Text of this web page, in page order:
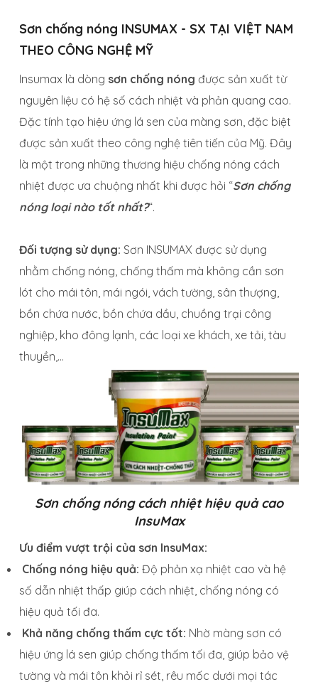
Sơn chống nóng INSUMAX - SX TẠI VIỆT NAM
THEO CÔNG NGHỆ MỸ
Insumax là dòng sơn chống nóng được sản xuất từ
nguyên liệu có hệ số cách nhiệt và phản quang cao.
Đặc tính tạo hiệu ứng lá sen của màng sơn, đặc biệt
được sản xuất theo công nghệ tiên tiến của Mỹ. Đây
là một trong những thương hiệu chống nóng cách
nhiệt được ưa chuộng nhất khi được hỏi “Sơn chống
nóng loại nào tốt nhất?“.
Đối tượng sử dụng: Sơn INSUMAX được sử dụng
nhằm chống nóng, chống thấm mà không cần sơn
lót cho mái tôn, mái ngói, vách tường, sân thượng,
bồn chứa nước, bồn chứa dầu, chuồng trại công
nghiệp, kho đông lạnh, các loại xe khách, xe tải, tàu
thuyền,…
Sơn chống nóng cách nhiệt hiệu quả cao
InsuMax
Ưu điểm vượt trội của sơn InsuMax:
Chống nóng hiệu quả: Độ phản xạ nhiệt cao và hệ
số dẫn nhiệt thấp giúp cách nhiệt, chống nóng có
hiệu quả tối đa.
Khả năng chống thấm cực tốt: Nhờ màng sơn có
hiệu ứng lá sen giúp chống thấm tối đa, giúp bảo vệ
tường và mái tôn khỏi rỉ sét, rêu mốc dưới mọi tác